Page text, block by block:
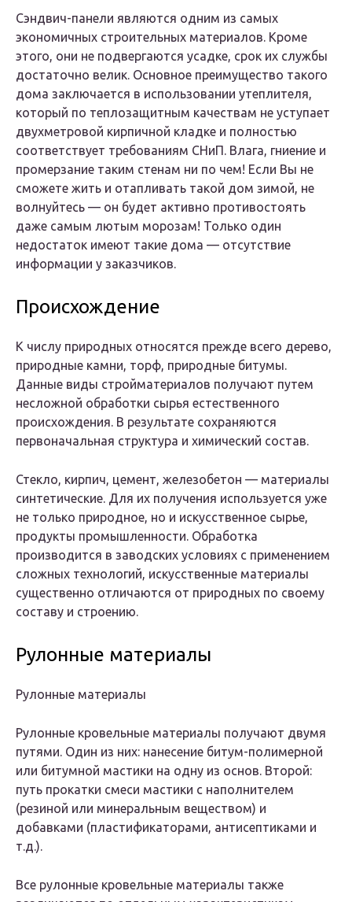
Сэндвич-панели являются одним из самых
экономичных строительных материалов. Кроме
этого, они не подвергаются усадке, срок их службы
достаточно велик. Основное преимущество такого
дома заключается в использовании утеплителя,
который по теплозащитным качествам не уступает
двухметровой кирпичной кладке и полностью
соответствует требованиям СНиП. Влага, гниение и
промерзание таким стенам ни по чем! Если Вы не
сможете жить и отапливать такой дом зимой, не
волнуйтесь — он будет активно противостоять
даже самым лютым морозам! Только один
недостаток имеют такие дома — отсутствие
информации у заказчиков.
Происхождение
К числу природных относятся прежде всего дерево,
природные камни, торф, природные битумы.
Данные виды стройматериалов получают путем
несложной обработки сырья естественного
происхождения. В результате сохраняются
первоначальная структура и химический состав.
Стекло, кирпич, цемент, железобетон — материалы
синтетические. Для их получения используется уже
не только природное, но и искусственное сырье,
продукты промышленности. Обработка
производится в заводских условиях с применением
сложных технологий, искусственные материалы
существенно отличаются от природных по своему
составу и строению.
Рулонные материалы
Рулонные материалы
Рулонные кровельные материалы получают двумя
путями. Один из них: нанесение битум-полимерной
или битумной мастики на одну из основ. Второй:
путь прокатки смеси мастики с наполнителем
(резиной или минеральным веществом) и
добавками (пластификаторами, антисептиками и
т.д.).
Все рулонные кровельные материалы также